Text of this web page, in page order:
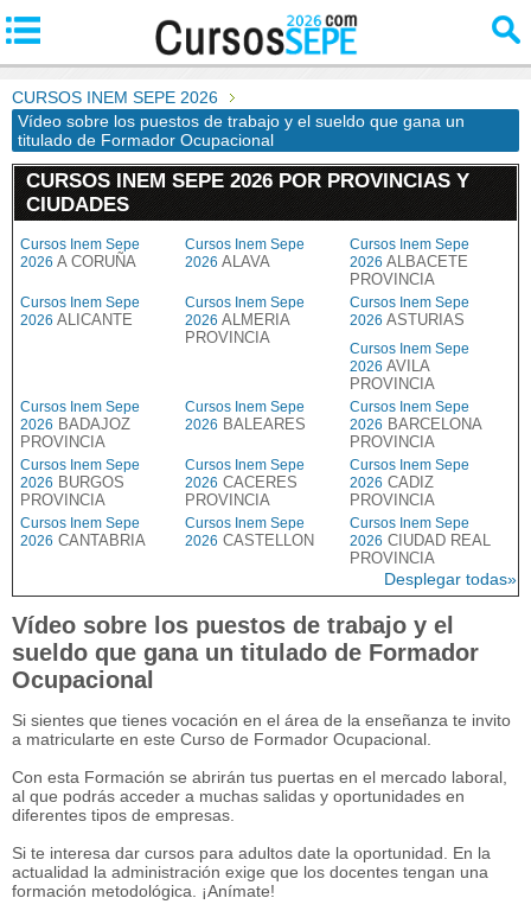
CURSOS INEM SEPE 2026
Vídeo sobre los puestos de trabajo y el sueldo que gana un
titulado de Formador Ocupacional
CURSOS INEM SEPE 2026 POR PROVINCIAS Y
CIUDADES
Cursos Inem Sepe
2026 A CORUÑA
Cursos Inem Sepe
2026 ALAVA
Cursos Inem Sepe
2026 ALBACETE
PROVINCIA
Cursos Inem Sepe
2026 ALICANTE
Cursos Inem Sepe
2026 ALMERIA
PROVINCIA
Cursos Inem Sepe
2026 ASTURIAS
Cursos Inem Sepe
2026 AVILA
PROVINCIA
Cursos Inem Sepe
2026 BADAJOZ
PROVINCIA
Cursos Inem Sepe
2026 BALEARES
Cursos Inem Sepe
2026 BARCELONA
PROVINCIA
Cursos Inem Sepe
2026 BURGOS
PROVINCIA
Cursos Inem Sepe
2026 CACERES
PROVINCIA
Cursos Inem Sepe
2026 CADIZ
PROVINCIA
Cursos Inem Sepe
2026 CANTABRIA
Cursos Inem Sepe
2026 CASTELLON
Cursos Inem Sepe
2026 CIUDAD REAL
PROVINCIA
Desplegar todas»
Vídeo sobre los puestos de trabajo y el
sueldo que gana un titulado de Formador
Ocupacional
Si sientes que tienes vocación en el área de la enseñanza te invito
a matricularte en este Curso de Formador Ocupacional.
Con esta Formación se abrirán tus puertas en el mercado laboral,
al que podrás acceder a muchas salidas y oportunidades en
diferentes tipos de empresas.
Si te interesa dar cursos para adultos date la oportunidad. En la
actualidad la administración exige que los docentes tengan una
formación metodológica. ¡Anímate!